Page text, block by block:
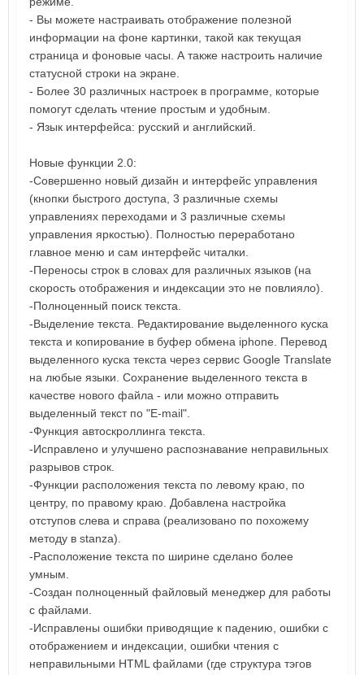
- Вы можете настраивать отображение полезной
информации на фоне картинки, такой как текущая
страница и фоновые часы. А также настроить наличие
статусной строки на экране.
- Более 30 различных настроек в программе, которые
помогут сделать чтение простым и удобным.
- Язык интерфейса: русский и английский.
Новые функции 2.0:
-Совершенно новый дизайн и интерфейс управления
(кнопки быстрого доступа, 3 различные схемы
управлениях переходами и 3 различные схемы
управления яркостью). Полностью переработано
главное меню и сам интерфейс читалки.
-Переносы строк в словах для различных языков (на
скорость отображения и индексации это не повлияло).
-Полноценный поиск текста.
-Выделение текста. Редактирование выделенного куска
текста и копирование в буфер обмена iphone. Перевод
выделенного куска текста через сервис Google Translate
на любые языки. Сохранение выделенного текста в
качестве нового файла - или можно отправить
выделенный текст по "E-mail".
-Функция автоскроллинга текста.
-Исправлено и улучшено распознавание неправильных
разрывов строк.
-Функции расположения текста по левому краю, по
центру, по правому краю. Добавлена настройка
отступов слева и справа (реализовано по похожему
методу в stanza).
-Расположение текста по ширине сделано более
умным.
-Создан полноценный файловый менеджер для работы
с файлами.
-Исправлены ошибки приводящие к падению, ошибки с
отображением и индексации, ошибки чтения с
неправильными HTML файлами (где структура тэгов